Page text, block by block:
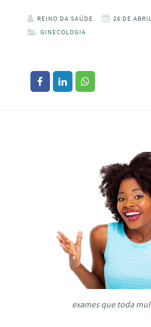
REINO DA SAÚDE
26 DE
GINECOLOGIA
exames que toda